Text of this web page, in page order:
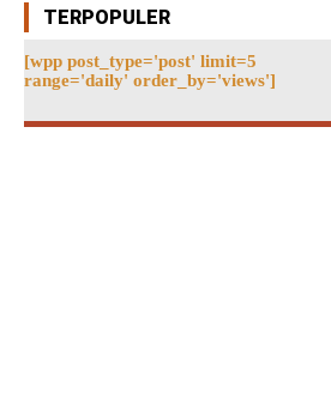
TERPOPULER
[wpp post_type='post' limit=5
range='daily' order_by='views']